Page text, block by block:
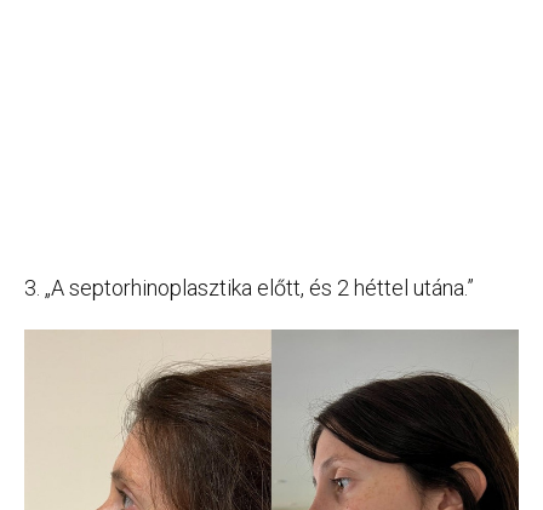
3. „A septorhinoplasztika előtt, és 2 héttel utána.”